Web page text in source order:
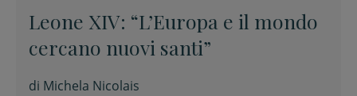
Leone XIV: “L’Europa e il mondo
cercano nuovi santi”
di Michela Nicolais